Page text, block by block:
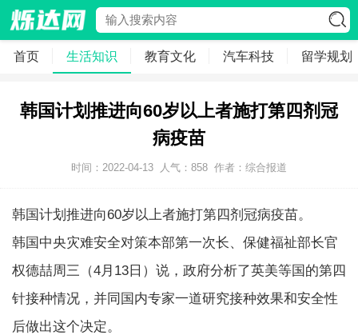
首页 生活知识 教育文化 汽车科技 留学规划
韩国计划推进向60岁以上者施打第四剂冠
病疫苗
时间：2022-04-13 人气： 858 作者：综合报道
韩国计划推进向60岁以上者施打第四剂冠病疫苗。
韩国中央灾难安全对策本部第一次长、保健福祉部长官
权德喆周三（4月13日）说，政府分析了英美等国的第四
针接种情况，并同国内专家一道研究接种效果和安全性
后做出这个决定。